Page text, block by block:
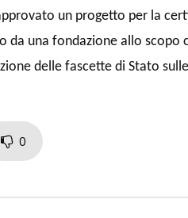
un progetto per la
da una fondazione allo scopo
delle fascette di Stato
0